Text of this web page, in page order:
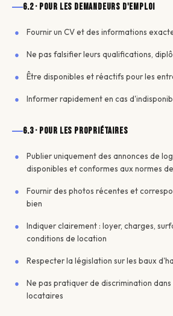
6.2 · Pour les demandeurs d'emploi
Fournir un CV et des informations
Ne pas falsifier leurs qualifications,
Être disponibles et réactifs pour les
Informer rapidement en cas
6.3 · Pour les propriétaires
Publier uniquement des annonces de
disponibles et conformes aux normes
Fournir des photos récentes et
bien
Indiquer clairement : loyer, charges,
conditions de location
Respecter la législation sur les baux
Ne pas pratiquer de discrimination
locataires